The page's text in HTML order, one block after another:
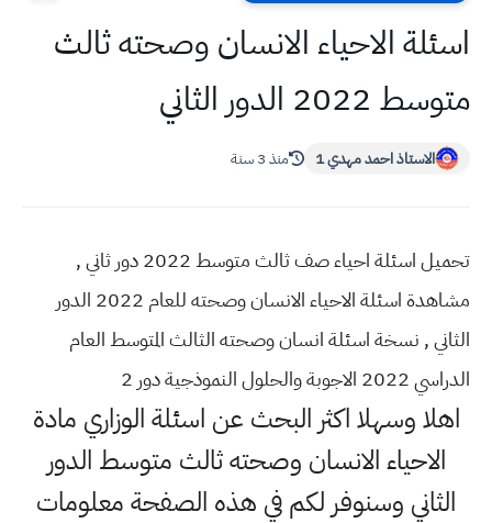
اسئلة الاحياء الانسان وصحته ثالث
متوسط 2022 الدور الثاني
الاستاذ احمد مهدي 1 منذ 3 سنة
تحميل اسئلة احياء صف ثالث متوسط 2022 دور ثاني ,
مشاهدة اسئلة الاحياء الانسان وصحته للعام 2022 الدور
الثاني , نسخة اسئلة انسان وصحته الثالث المتوسط العام
الدراسي 2022 الاجوبة والحلول النموذجية دور 2
اهلا وسهلا اكثر البحث عن اسئلة الوزاري مادة
الاحياء الانسان وصحته ثالث متوسط الدور
الثاني وسنوفر لكم في هذه الصفحة معلومات